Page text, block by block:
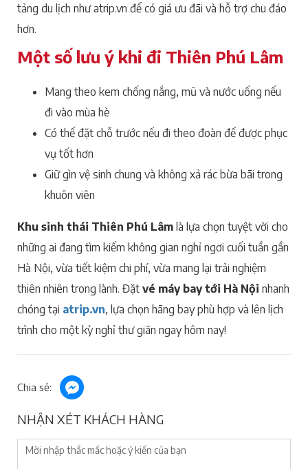
tảng du lịch như atrip.vn để có giá ưu đãi và hỗ trợ chu đáo
hơn.
Một số lưu ý khi đi Thiên Phú Lâm
Mang theo kem chống nắng, mũ và nước uống nếu
đi vào mùa hè
Có thể đặt chỗ trước nếu đi theo đoàn để được phục
vụ tốt hơn
Giữ gìn vệ sinh chung và không xả rác bừa bãi trong
khuôn viên
Khu sinh thái Thiên Phú Lâm là lựa chọn tuyệt vời cho
những ai đang tìm kiếm không gian nghỉ ngơi cuối tuần gần
Hà Nội, vừa tiết kiệm chi phí, vừa mang lại trải nghiệm
thiên nhiên trong lành. Đặt vé máy bay tới Hà Nội nhanh
chóng tại atrip.vn, lựa chọn hãng bay phù hợp và lên lịch
trình cho một kỳ nghỉ thư giãn ngay hôm nay!
Chia sẻ:
NHẬN XÉT KHÁCH HÀNG